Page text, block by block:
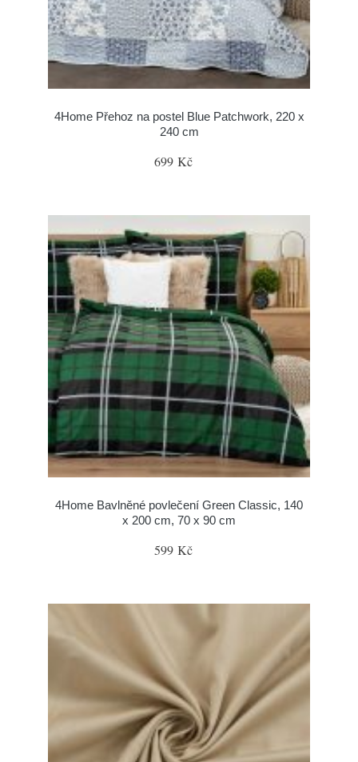
4Home Přehoz na postel Blue Patchwork, 220 x
240 cm
699 Kč
4Home Bavlněné povlečení Green Classic, 140
x 200 cm, 70 x 90 cm
599 Kč